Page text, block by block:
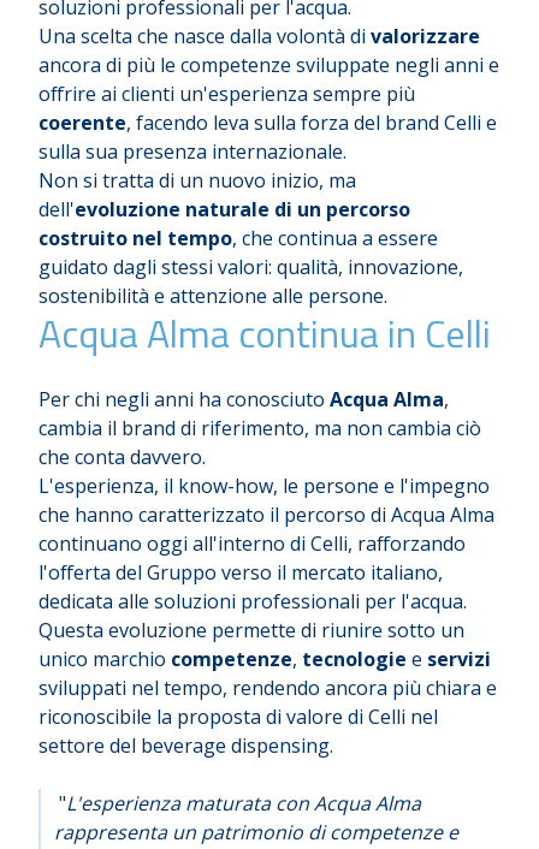
soluzioni professionali per l'acqua.
Una scelta che nasce dalla volontà di valorizzare
ancora di più le competenze sviluppate negli anni e
offrire ai clienti un'esperienza sempre più
coerente, facendo leva sulla forza del brand Celli e
sulla sua presenza internazionale.
Non si tratta di un nuovo inizio, ma
dell'evoluzione naturale di un percorso
costruito nel tempo, che continua a essere
guidato dagli stessi valori: qualità, innovazione,
sostenibilità e attenzione alle persone.
Acqua Alma continua in Celli
Per chi negli anni ha conosciuto Acqua Alma,
cambia il brand di riferimento, ma non cambia ciò
che conta davvero.
L'esperienza, il know-how, le persone e l'impegno
che hanno caratterizzato il percorso di Acqua Alma
continuano oggi all'interno di Celli, rafforzando
l'offerta del Gruppo verso il mercato italiano,
dedicata alle soluzioni professionali per l'acqua.
Questa evoluzione permette di riunire sotto un
unico marchio competenze, tecnologie e servizi
sviluppati nel tempo, rendendo ancora più chiara e
riconoscibile la proposta di valore di Celli nel
settore del beverage dispensing.
"L'esperienza maturata con Acqua Alma
rappresenta un patrimonio di competenze e